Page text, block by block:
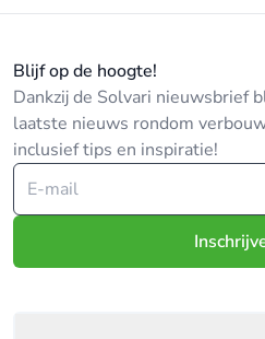
Blijf op de hoogte!
Dankzij de Solvari nieuwsbrief
laatste nieuws rondom
inclusief tips en inspiratie!